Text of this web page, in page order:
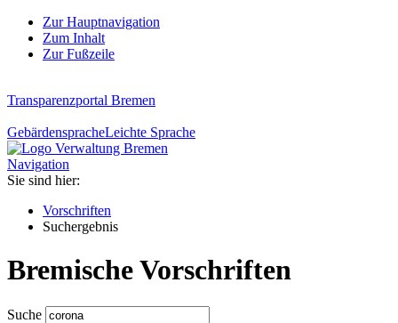
Zur Hauptnavigation
Zum Inhalt
Zur Fußzeile
Transparenzportal Bremen
GebärdenspracheLeichte Sprache
Navigation
Sie sind hier:
Vorschriften
Suchergebnis
Bremische Vorschriften
Suche